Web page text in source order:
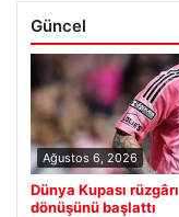
Güncel
Ağustos 6, 2026
Dünya Kupası
dönüşünü başlattı